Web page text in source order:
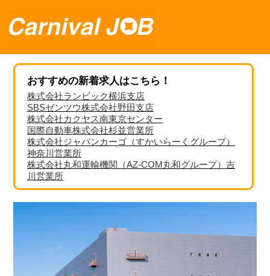
おすすめの新着求人はこちら！
株式会社ランビック横浜支店
SBSゼンツウ株式会社野田支店
株式会社カクヤス南東京センター
国際自動車株式会社杉並営業所
株式会社ジャパンカーゴ（すかいらーくグループ）
神奈川営業所
株式会社丸和運輸機関（AZ-COM丸和グループ）吉
川営業所